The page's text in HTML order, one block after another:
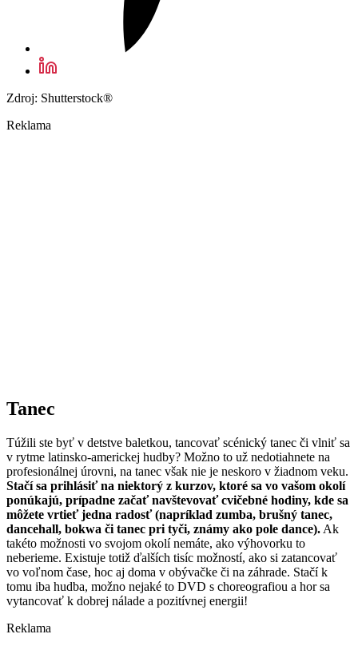
Zdroj: Shutterstock®
Reklama
Tanec
Túžili ste byť v detstve baletkou, tancovať scénický tanec či vlniť sa
v rytme latinsko-americkej hudby? Možno to už nedotiahnete na
profesionálnej úrovni, na tanec však nie je neskoro v žiadnom veku.
Stačí sa prihlásiť na niektorý z kurzov, ktoré sa vo vašom okolí
ponúkajú, prípadne začať navštevovať cvičebné hodiny, kde sa
môžete vrtieť jedna radosť (napríklad zumba, brušný tanec,
dancehall, bokwa či tanec pri tyči, známy ako pole dance). Ak
takéto možnosti vo svojom okolí nemáte, ako výhovorku to
neberieme. Existuje totiž ďalších tisíc možností, ako si zatancovať
vo voľnom čase, hoc aj doma v obývačke či na záhrade. Stačí k
tomu iba hudba, možno nejaké to DVD s choreografiou a hor sa
vytancovať k dobrej nálade a pozitívnej energii!
Reklama